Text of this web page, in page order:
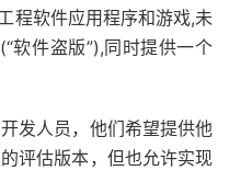
程软件应用程序和游戏,未
软件盗版”),同时提供一个
发人员，他们希望提供他
评估版本，但也允许实现